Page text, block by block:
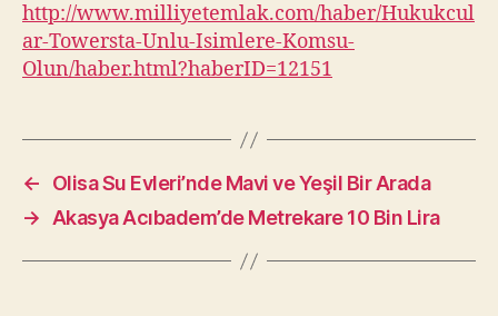
http://www.milliyetemlak.com/haber/Hukukcul
ar-Towersta-Unlu-Isimlere-Komsu-
Olun/haber.html?haberID=12151
←
Olisa Su Evleri’nde Mavi ve Yeşil Bir Arada
→
Akasya Acıbadem’de Metrekare 10 Bin Lira